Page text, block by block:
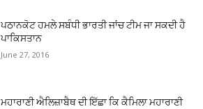
ਪਠਾਨਕੋਟ ਹਮਲੇ ਸਬੰਧੀ ਭਾਰਤੀ ਜਾਂਚ ਟੀਮ ਜਾ ਸਕਦੀ ਹੈ
ਪਾਕਿਸਤਾਨ
June 27, 2016
ਮਹਾਰਾਣੀ ਐਲਿਜ਼ਾਬੈਥ ਦੀ ਇੱਛਾ ਕਿ ਕੈਮਿਲਾ ਮਹਾਰਾਣੀ